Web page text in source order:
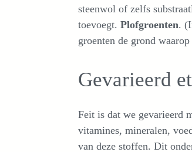
steenwol of zelfs
toevoegt. Plofgroenten.
groenten de grond
Gevarieerd
Feit is dat we gevarieerd
vitamines, mineralen,
van deze stoffen. Dit